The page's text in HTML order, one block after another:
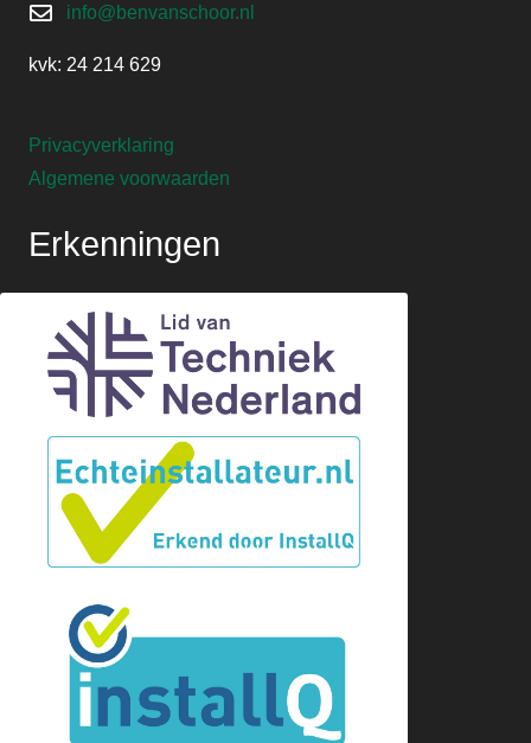
info@benvanschoor.nl
kvk: 24 214 629
Privacyverklaring
Algemene voorwaarden
Erkenningen